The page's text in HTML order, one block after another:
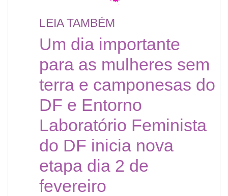
LEIA TAMBÉM
Um dia importante
para as mulheres sem
terra e camponesas do
DF e Entorno
Laboratório Feminista
do DF inicia nova
etapa dia 2 de
fevereiro